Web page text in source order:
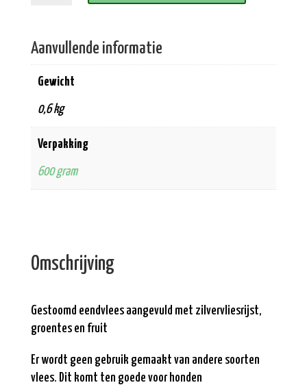
Aanvullende informatie
Gewicht
0,6 kg
Verpakking
600 gram
Omschrijving
Gestoomd eendvlees aangevuld met zilvervliesrijst,
groentes en fruit
Er wordt geen gebruik gemaakt van andere soorten
vlees. Dit komt ten goede voor honden